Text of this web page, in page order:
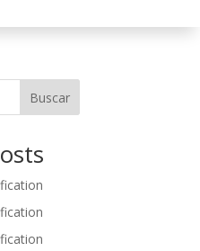
Buscar